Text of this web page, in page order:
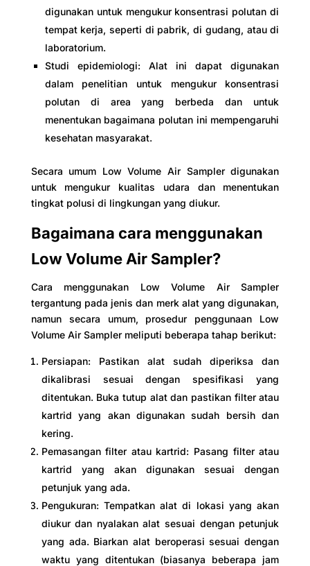
digunakan untuk mengukur konsentrasi polutan di
tempat kerja, seperti di pabrik, di gudang, atau di
laboratorium.
Studi epidemiologi: Alat ini dapat digunakan
dalam penelitian untuk mengukur konsentrasi
polutan di area yang berbeda dan untuk
menentukan bagaimana polutan ini mempengaruhi
kesehatan masyarakat.
Secara umum Low Volume Air Sampler digunakan
untuk mengukur kualitas udara dan menentukan
tingkat polusi di lingkungan yang diukur.
Bagaimana cara menggunakan
Low Volume Air Sampler?
Cara menggunakan Low Volume Air Sampler
tergantung pada jenis dan merk alat yang digunakan,
namun secara umum, prosedur penggunaan Low
Volume Air Sampler meliputi beberapa tahap berikut:
Persiapan: Pastikan alat sudah diperiksa dan
dikalibrasi sesuai dengan spesifikasi yang
ditentukan. Buka tutup alat dan pastikan filter atau
kartrid yang akan digunakan sudah bersih dan
kering.
Pemasangan filter atau kartrid: Pasang filter atau
kartrid yang akan digunakan sesuai dengan
petunjuk yang ada.
Pengukuran: Tempatkan alat di lokasi yang akan
diukur dan nyalakan alat sesuai dengan petunjuk
yang ada. Biarkan alat beroperasi sesuai dengan
waktu yang ditentukan (biasanya beberapa jam